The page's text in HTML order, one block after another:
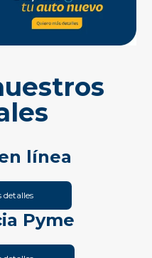
línea
detalles
Pyme